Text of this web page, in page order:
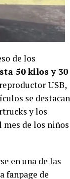
de los
50 kilos y 30
USB,
se destacan
y los
mes de los niños
en una de las
fanpage de